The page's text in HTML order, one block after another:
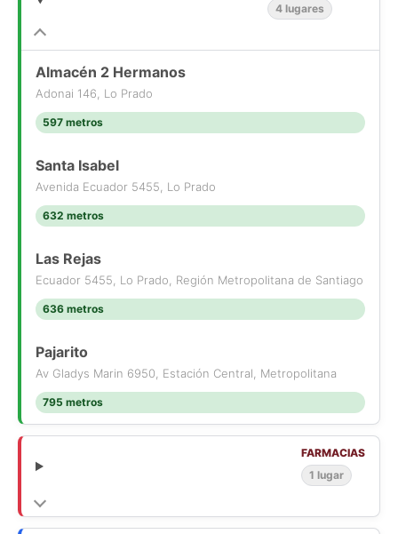
4 lugares
Almacén 2 Hermanos
Adonai 146, Lo Prado
597 metros
Santa Isabel
Avenida Ecuador 5455, Lo Prado
632 metros
Las Rejas
Ecuador 5455, Lo Prado, Región Metropolitana de Santiago
636 metros
Pajarito
Av Gladys Marin 6950, Estación Central, Metropolitana
795 metros
FARMACIAS
1 lugar